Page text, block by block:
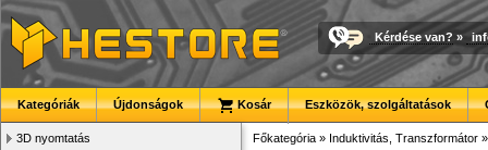
Kérdése van? »
Kategóriák Újdonságok Kosár Eszközök, szolgáltatások
3D nyomtatás
Főkategória » Induktivitás, Transzformátor